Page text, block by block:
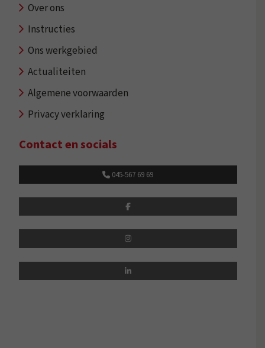
Over ons
Instructies
Ons werkgebied
Actualiteiten
Algemene voorwaarden
Privacy verklaring
Contact en socials
045-567 69 69